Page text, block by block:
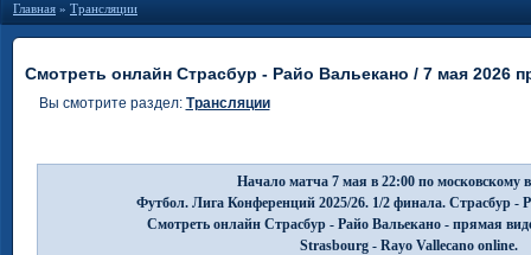
Главная » Трансляции
Смотреть онлайн Страсбур - Райо Вальекано / 7 мая 2026
Вы смотрите раздел: Трансляции
Начало матча 7 мая в 22:00 по московскому
Футбол. Лига Конференций 2025/26. 1/2 финала. Страсбур -
Смотреть онлайн Страсбур - Райо Вальекано - прямая
Strasbourg - Rayo Vallecano online.